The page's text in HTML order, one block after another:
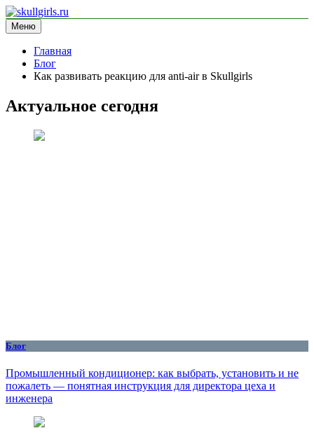
Перейти
к
содержимому
skullgirls.ru
информационный сайт
Меню
Главная
Блог
Как развивать реакцию для anti-air в Skullgirls
Актуальное сегодня
Блог
Промышленный кондиционер: как выбрать, установить и не
пожалеть — понятная инструкция для директора цеха и
инженера